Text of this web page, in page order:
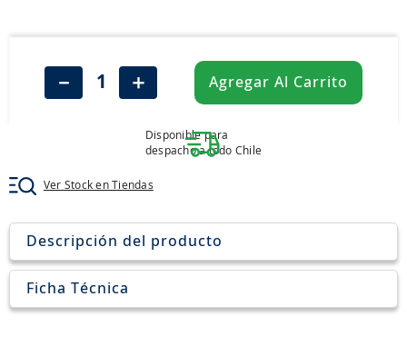
＋
－ Agregar Al Carrito
Disponible para
despacho a todo Chile
Ver Stock en Tiendas
Descripción del producto
Ficha Técnica
9.
235
john deere